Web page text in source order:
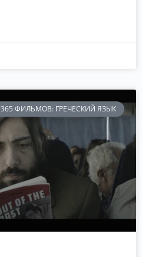
365 ФИЛЬМОВ: ГРЕЧЕСКИЙ ЯЗЫК